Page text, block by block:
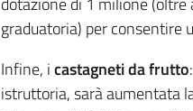
graduatoria) per consentire
Infine, icastagneti da frutto
istruttoria, sarà aumentata